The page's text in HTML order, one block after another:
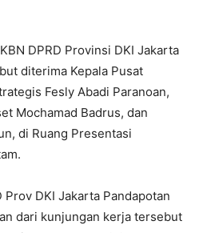
DPRD Provinsi DKI Jakarta
diterima Kepala Pusat
Fesly Abadi Paranoan,
Mochamad Badrus, dan
di Ruang Presentasi
Prov DKI Jakarta Pandapotan
dari kunjungan kerja tersebut